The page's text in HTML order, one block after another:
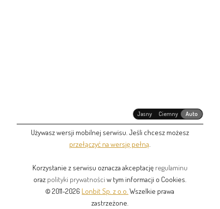
Jasny Ciemny Auto
Używasz wersji mobilnej serwisu. Jeśli chcesz możesz
przełączyć na wersję pełną
Korzystanie z serwisu oznacza akceptację regulaminu
oraz polityki prywatności w tym informacji o Cookies.
© 2011-2026 Lonbit Sp. z o.o. Wszelkie prawa
zastrzeżone.